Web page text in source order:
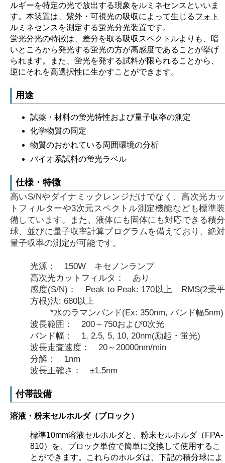
ルギーを特定の光で放出する現象をルミネセンスといいま
す。本装置は、紫外・可視光の吸収によって生じるフォト
ルミネセンス を測定する蛍光分光装置です。
蛍光分光の特徴は、差分を取る吸収スペクトルよりも、暗
いところから発光する蛍光の方が高感度であることが挙げ
られます。また、蛍光を発する試料が限られることから、
逆にそれを高選択性に生かすことができます。
用途
試薬・材料の蛍光特性および量子収率の測定
化学物質の同定
物質のおかれている周囲環境の分析
バイオ系試料の蛍光ラベル
仕様・特徴
高いS/Nやダイナミックレンジだけでなく、高次光カッ
トフィルターや3次元スペクトル測定機能なども標準装
備しています。また、液体にも固体にも対応できる積分
球、並びに量子収率計算プログラムを備えており、絶対
量子収率の測定が可能です。
光源： 150W キセノンランプ
高次光カットフィルタ： あり
感度(S/N)： Peak to Peak: 170以上 RMS(2乗平
方根)法: 680以上
*水のラマンバンド(Ex: 350nm, バンド幅5nm)
波長範囲： 200～750および0次光
バンド幅： 1, 2.5, 5, 10, 20nm(励起・蛍光)
波長走査速度： 20～20000nm/min
分解： 1nm
波長正確さ： ±1.5nm
付帯設備
溶液・粉末セルホルダ（ブロック）
標準10mm溶液セルホルダと、粉末セルホルダ（FPA-
810）を、ブロック単位で簡単に交換して使用するこ
とができます。これらのホルダは、下記の積分球によ